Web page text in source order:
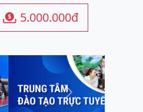
 5.000.000đ
Next